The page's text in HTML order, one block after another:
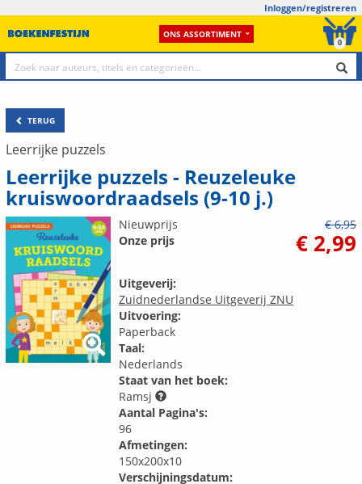
Inloggen/registreren
ONS ASSORTIMENT
0
TERUG
Leerrijke puzzels
Leerrijke puzzels - Reuzeleuke
kruiswoordraadsels (9-10 j.)
Nieuwprijs
€ 6,95
Onze prijs
€ 2,99
Uitgeverij:
Zuidnederlandse Uitgeverij ZNU
Uitvoering:
Paperback
Taal:
Nederlands
Staat van het boek:
Ramsj
Aantal Pagina's:
96
Afmetingen:
150x200x10
Verschijningsdatum: